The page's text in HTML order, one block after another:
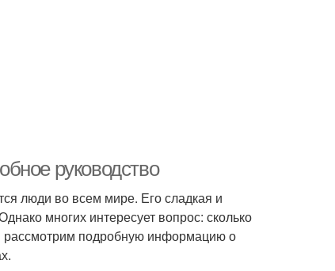
руководство
люди во всем мире. Его сладкая и
многих интересует вопрос: сколько
рассмотрим подробную информацию о